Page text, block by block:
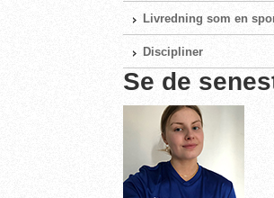
Livredning som en
Discipliner
Se de